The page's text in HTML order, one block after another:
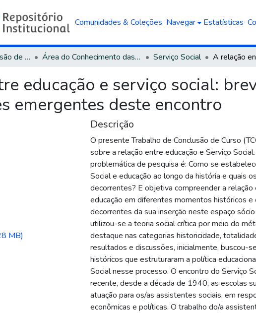
Comunidades & Coleções Navegar Estatísticas
Trabalhos de Conclusão de Curso Área do Conhecimento das Ciências Sociais Aplicadas Serviço Social
educação e serviço social:
emergentes deste encontro
MB)
Descrição
O presente Trabalho de Conclusão de Curso
sobre a relação entre educação e Serviço
problemática de pesquisa é: Como se
Social e educação ao longo da história e quais
decorrentes? E objetiva compreender a relação
educação em diferentes momentos históricos
decorrentes da sua inserção neste espaço
utilizou-se a teoria social crítica por meio do
destaque nas categorias historicidade,
resultados e discussões, inicialmente, buscou-
históricos que estruturaram a política
Social nesse processo. O encontro do Serviço
recente, desde a década de 1940, as escolas
atuação para os/as assistentes sociais, em
econômicas e políticas. O trabalho do/a